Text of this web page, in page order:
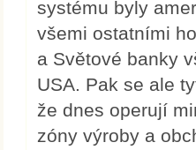
systému byly
všemi ostatními
a Světové banky
USA. Pak se ale
že dnes operují
zóny výroby a